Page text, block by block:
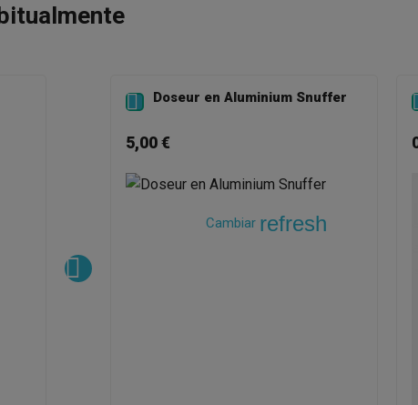
 Doseur en Aluminium Snuffer
5,00 €
Cambiar refresh